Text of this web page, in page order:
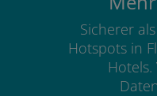
Sicherer
Hotspots in
Hotels.